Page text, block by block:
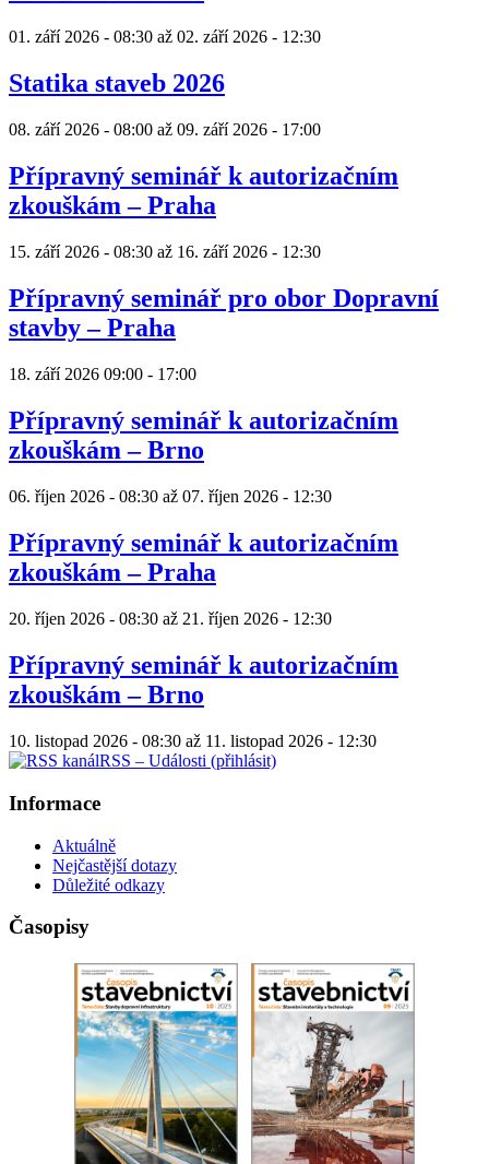
01. září 2026 - 08:30 až 02. září 2026 - 12:30
Statika staveb 2026
08. září 2026 - 08:00 až 09. září 2026 - 17:00
Přípravný seminář k autorizačním
zkouškám – Praha
15. září 2026 - 08:30 až 16. září 2026 - 12:30
Přípravný seminář pro obor Dopravní
stavby – Praha
18. září 2026 09:00 - 17:00
Přípravný seminář k autorizačním
zkouškám – Brno
06. říjen 2026 - 08:30 až 07. říjen 2026 - 12:30
Přípravný seminář k autorizačním
zkouškám – Praha
20. říjen 2026 - 08:30 až 21. říjen 2026 - 12:30
Přípravný seminář k autorizačním
zkouškám – Brno
10. listopad 2026 - 08:30 až 11. listopad 2026 - 12:30
RSS – Události (přihlásit)
Informace
Aktuálně
Nejčastější dotazy
Důležité odkazy
Časopisy